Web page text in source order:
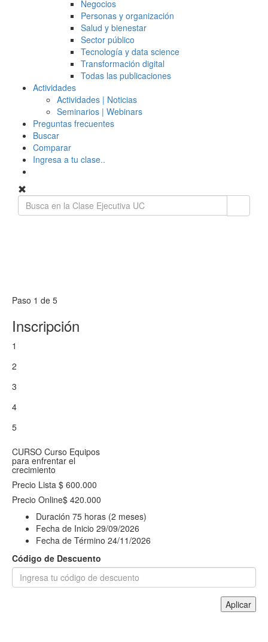
Negocios
Personas y organización
Salud y bienestar
Sector público
Tecnología y data science
Transformación digital
Todas las publicaciones
Actividades
Actividades | Noticias
Seminarios | Webinars
Preguntas frecuentes
Buscar
Comparar
Ingresa a tu clase..
Paso 1 de 5
Inscripción
1
2
3
4
5
CURSO Curso Equipos
para enfrentar el
crecimiento
Precio Lista $ 600.000
Precio Online$ 420.000
Duración 75 horas (2 meses)
Fecha de Inicio 29/09/2026
Fecha de Término 24/11/2026
Código de Descuento
Aplicar